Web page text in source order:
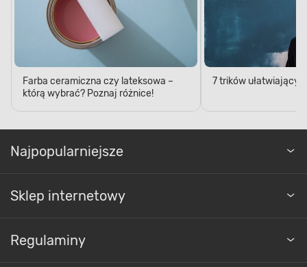
Farba ceramiczna czy lateksowa –
którą wybrać? Poznaj różnice!
7 trików
Najpopularniejsze
Sklep internetowy
Regulaminy